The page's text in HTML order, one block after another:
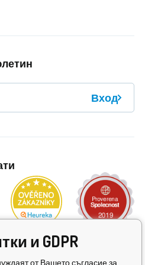
Вход
и GDPR
от Вашето съгласие за